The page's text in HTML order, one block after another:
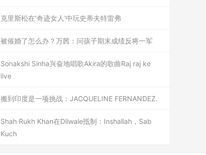
克里斯松在'奇迹女人'中玩史蒂夫特雷弗
被催婚了怎么办？万茜：问孩子期末成绩反将一军
Sonakshi Sinha兴奋地唱歌Akira的歌曲Raj raj ke
live
搬到印度是一项挑战：JACQUELINE FERNANDEZ.
Shah Rukh Khan在Dilwale抵制：Inshallah，Sab
Kuch